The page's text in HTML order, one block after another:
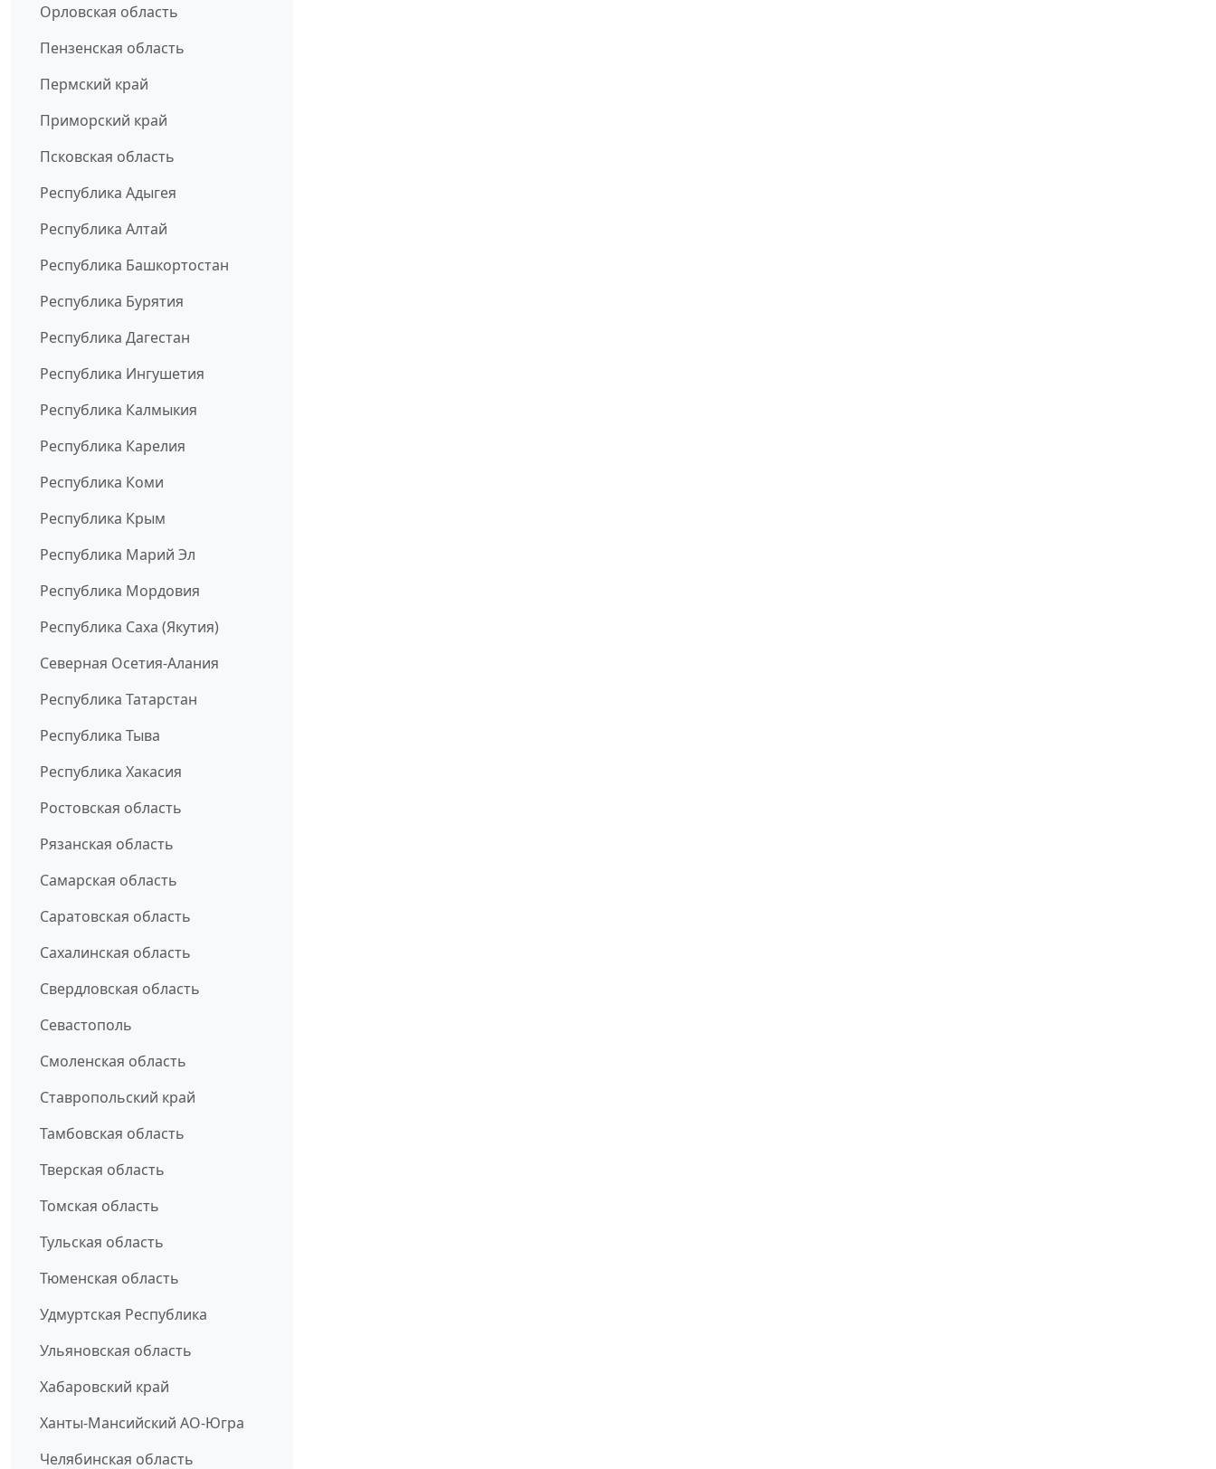
Орловская область
Пензенская область
Пермский край
Приморский край
Псковская область
Республика Адыгея
Республика Алтай
Республика Башкортостан
Республика Бурятия
Республика Дагестан
Республика Ингушетия
Республика Калмыкия
Республика Карелия
Республика Коми
Республика Крым
Республика Марий Эл
Республика Мордовия
Республика Саха (Якутия)
Северная Осетия-Алания
Республика Татарстан
Республика Тыва
Республика Хакасия
Ростовская область
Рязанская область
Самарская область
Саратовская область
Сахалинская область
Свердловская область
Севастополь
Смоленская область
Ставропольский край
Тамбовская область
Тверская область
Томская область
Тульская область
Тюменская область
Удмуртская Республика
Ульяновская область
Хабаровский край
Ханты-Мансийский АО-Югра
Челябинская область